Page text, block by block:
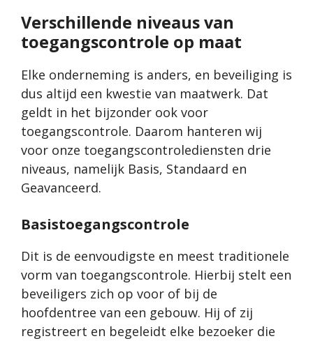
Verschillende niveaus van
toegangscontrole op maat
Elke onderneming is anders, en beveiliging is
dus altijd een kwestie van maatwerk. Dat
geldt in het bijzonder ook voor
toegangscontrole. Daarom hanteren wij
voor onze toegangscontrolediensten drie
niveaus, namelijk Basis, Standaard en
Geavanceerd.
Basistoegangscontrole
Dit is de eenvoudigste en meest traditionele
vorm van toegangscontrole. Hierbij stelt een
beveiligers zich op voor of bij de
hoofdentree van een gebouw. Hij of zij
registreert en begeleidt elke bezoeker die